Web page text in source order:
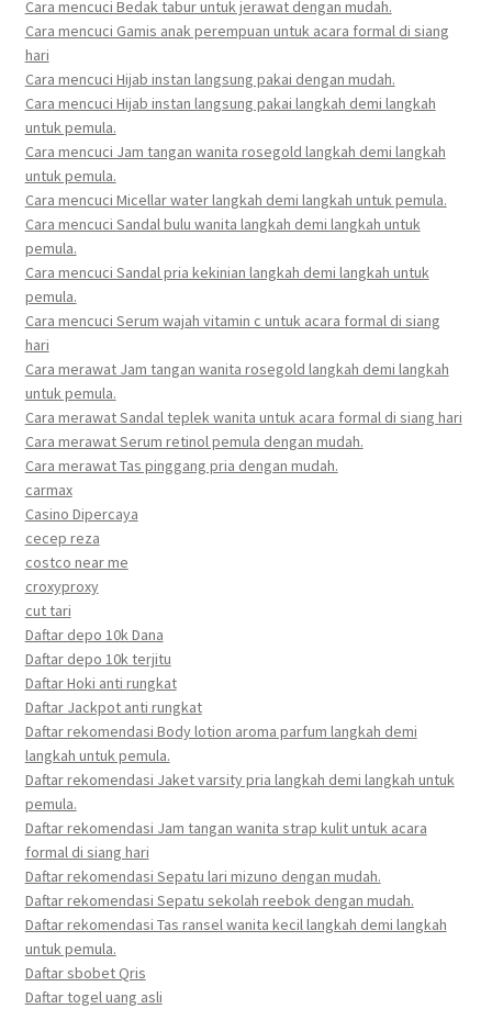
Cara mencuci Bedak tabur untuk jerawat dengan mudah.
Cara mencuci Gamis anak perempuan untuk acara formal di siang
hari
Cara mencuci Hijab instan langsung pakai dengan mudah.
Cara mencuci Hijab instan langsung pakai langkah demi langkah
untuk pemula.
Cara mencuci Jam tangan wanita rosegold langkah demi langkah
untuk pemula.
Cara mencuci Micellar water langkah demi langkah untuk pemula.
Cara mencuci Sandal bulu wanita langkah demi langkah untuk
pemula.
Cara mencuci Sandal pria kekinian langkah demi langkah untuk
pemula.
Cara mencuci Serum wajah vitamin c untuk acara formal di siang
hari
Cara merawat Jam tangan wanita rosegold langkah demi langkah
untuk pemula.
Cara merawat Sandal teplek wanita untuk acara formal di siang hari
Cara merawat Serum retinol pemula dengan mudah.
Cara merawat Tas pinggang pria dengan mudah.
carmax
Casino Dipercaya
cecep reza
costco near me
croxyproxy
cut tari
Daftar depo 10k Dana
Daftar depo 10k terjitu
Daftar Hoki anti rungkat
Daftar Jackpot anti rungkat
Daftar rekomendasi Body lotion aroma parfum langkah demi
langkah untuk pemula.
Daftar rekomendasi Jaket varsity pria langkah demi langkah untuk
pemula.
Daftar rekomendasi Jam tangan wanita strap kulit untuk acara
formal di siang hari
Daftar rekomendasi Sepatu lari mizuno dengan mudah.
Daftar rekomendasi Sepatu sekolah reebok dengan mudah.
Daftar rekomendasi Tas ransel wanita kecil langkah demi langkah
untuk pemula.
Daftar sbobet Qris
Daftar togel uang asli